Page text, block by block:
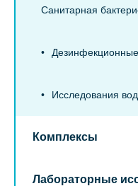
Санитарная
Исследования
Комплексы
Лабораторные